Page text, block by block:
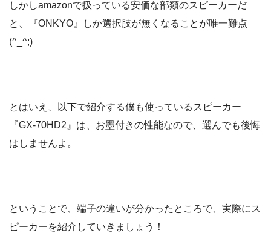
しかしamazonで扱っている安価な部類のスピーカーだ
と、『ONKYO』しか選択肢が無くなることが唯一難点
(^_^;)
とはいえ、以下で紹介する僕も使っているスピーカー
『GX-70HD2』は、お墨付きの性能なので、選んでも後悔
はしませんよ。
ということで、端子の違いが分かったところで、実際にス
ピーカーを紹介していきましょう！